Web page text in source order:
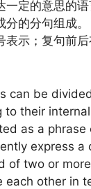
一定的意思的
分的分句组成
表示；复句前
can be
to their
as a
express a
of two or
each other in